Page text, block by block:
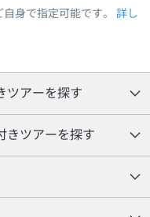
身で指定可能です。
詳し
ツアーを探す
きツアーを探す